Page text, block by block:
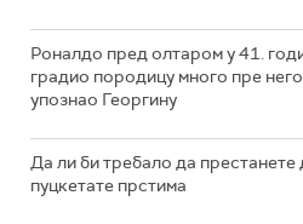
Роналдо пред олтаром у 41.
градио породицу много пре
упознао Георгину
Да ли би требало да престанете
пуцкетате прстима